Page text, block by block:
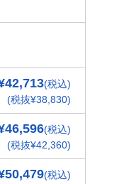
(税込)
(税抜¥38,830)
(税込)
(税抜¥42,360)
(税込)